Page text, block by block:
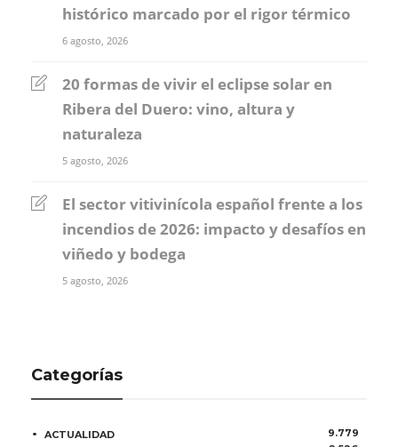
histórico marcado por el rigor térmico
6 agosto, 2026
20 formas de vivir el eclipse solar en
Ribera del Duero: vino, altura y
naturaleza
5 agosto, 2026
El sector vitivinícola español frente a los
incendios de 2026: impacto y desafíos en
viñedo y bodega
5 agosto, 2026
Categorías
ACTUALIDAD
9.779